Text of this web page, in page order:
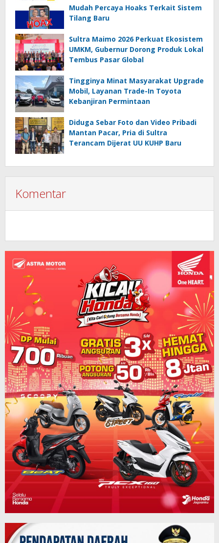
Mudah Percaya Hoaks Terkait Sistem
Tilang Baru
Sultra Maimo 2026 Perkuat Ekosistem
UMKM, Gubernur Dorong Produk Lokal
Tembus Pasar Global
Tingginya Minat Masyarakat Upgrade
Mobil, Layanan Trade-In Toyota
Kebanjiran Permintaan
Diduga Sebar Foto dan Video Pribadi
Mantan Pacar, Pria di Sultra
Terancam Dijerat UU KUHP Baru
Komentar